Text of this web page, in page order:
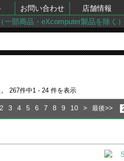
お問い合わせ 店舗情報
部商品・eXcomputer製品を除く）
267件中1 - 24 件を表示
2 3 4 5 6 7 8 9 10 > 最後>>